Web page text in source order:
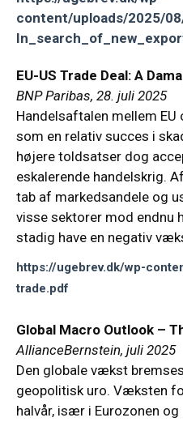
content/uploads/2025/
EU-US Trade Deal: A
BNP Paribas, 28. juli 2025
Handelsaftalen mellem
som en relativ succes i
højere toldsatser dog
eskalerende handelskrig.
tab af markedsandele og
visse sektorer mod endnu
stadig have en negativ
https://ugebrev.dk/wp-
trade.pdf
Global Macro Outlook –
AllianceBernstein, juli 2025
Den globale vækst
geopolitisk uro. Væksten
halvår, især i Eurozonen og